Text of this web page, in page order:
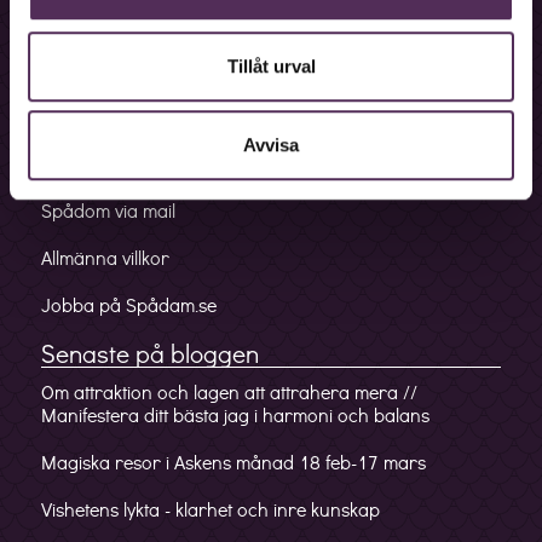
Tillåt urval
Avvisa
Bokningslinje
Förskottslinje
Spådom via mail
Allmänna villkor
Jobba på Spådam.se
Senaste på bloggen
Om attraktion och lagen att attrahera mera //
Manifestera ditt bästa jag i harmoni och balans
Magiska resor i Askens månad 18 feb-17 mars
Vishetens lykta - klarhet och inre kunskap